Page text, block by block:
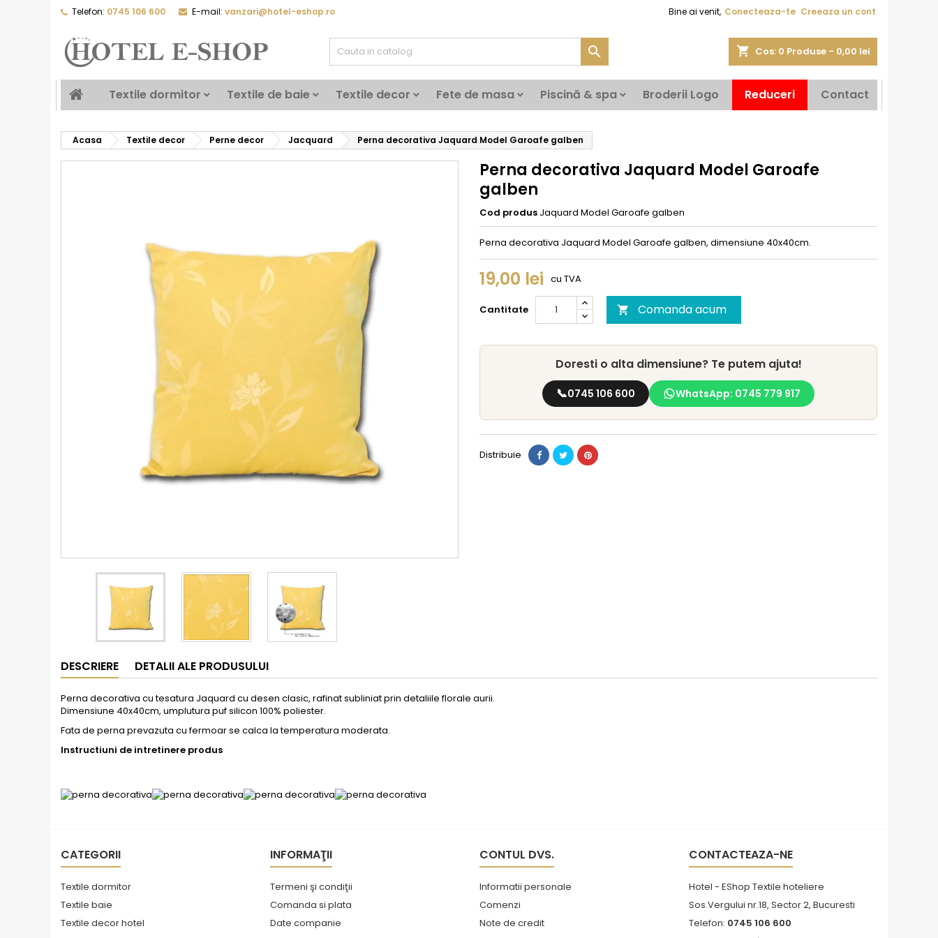
Telefon: 0745 106 600 E-mail: vanzari@hotel-eshop.ro Bine ai venit, Conecteaza-te Creeaza un cont
shopping_cart Cos: 0 Produse - 0,00 lei

Textile dormitor Textile de baie Textile decor Fete de masa Piscină & spa Broderii Logo Reduceri Contact
Acasa Textile decor Perne decor Jacquard Perna decorativa Jaquard Model Garoafe galben
Perna decorativa Jaquard Model Garoafe
galben
Cod produs Jaquard Model Garoafe galben
Perna decorativa Jaquard Model Garoafe galben, dimensiune 40x40cm.
19,00 lei cu TVA
Cantitate  Comanda acum
Doresti o alta dimensiune? Te putem ajuta!
📞0745 106 600 WhatsApp: 0745 779 917
Distribuie
DESCRIERE DETALII ALE PRODUSULUI
Perna decorativa cu tesatura Jaquard cu desen clasic, rafinat subliniat prin detaliile florale aurii.
Dimensiune 40x40cm, umplutura puf silicon 100% poliester.
Fata de perna prevazuta cu fermoar se calca la temperatura moderata.
Instructiuni de intretinere produs
CATEGORII
Textile dormitor
Textile baie
Textile decor hotel
INFORMAŢII
Termeni şi condiţii
Comanda si plata
Date companie
CONTUL DVS.
Informatii personale
Comenzi
Note de credit
CONTACTEAZA-NE
Hotel - EShop Textile hoteliere
Sos.Vergului nr.18, Sector 2, Bucuresti
Telefon: 0745 106 600